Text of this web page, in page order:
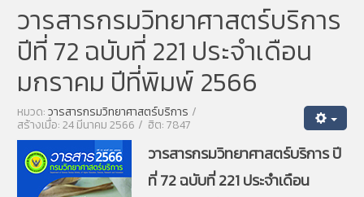
วารสารกรมวิทยาศาสตร์บริการ
ปีที่ 72 ฉบับที่ 221 ประจำเดือน
มกราคม ปีที่พิมพ์ 2566
หมวด:วารสารกรมวิทยาศาสตร์บริการ
สร้างเมื่อ: 24 มีนาคม 2566 ฮิต: 7847
วารสารกรมวิทยาศาสตร์บริการ ปี
ที่ 72 ฉบับที่ 221 ประจำเดือน